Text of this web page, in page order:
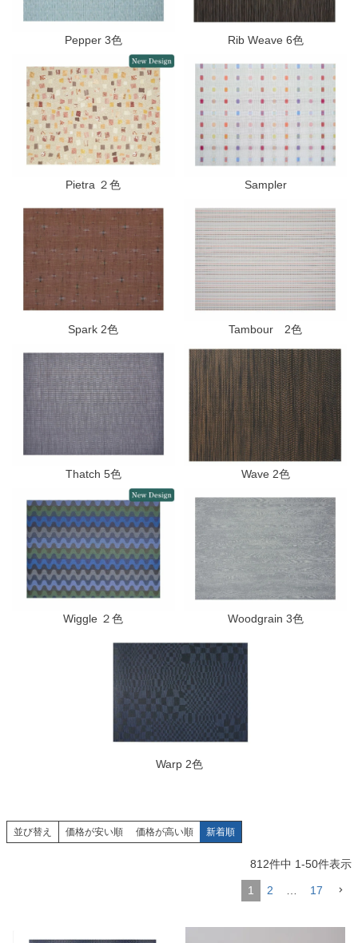
Pepper 3色 Rib Weave 6色
Pietra ２色 Sampler
Spark 2色 Tambour 2色
Thatch 5色 Wave 2色
Wiggle ２色 Woodgrain 3色
Warp 2色
並び替え 価格が安い順 価格が高い順 新着順
812件中 1-50件表示
1 2 17